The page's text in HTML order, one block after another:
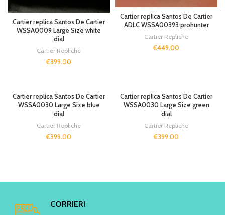
Cartier replica Santos De Cartier
WSSA0009 Large Size white
dial
Cartier Repliche
€399.00
Cartier replica Santos De Cartier
ADLC WSSA00393 prohunter
Cartier Repliche
€449.00
Cartier replica Santos De Cartier
WSSA0030 Large Size blue
dial
Cartier Repliche
€399.00
Cartier replica Santos De Cartier
WSSA0030 Large Size green
dial
Cartier Repliche
€399.00
CORRIERI